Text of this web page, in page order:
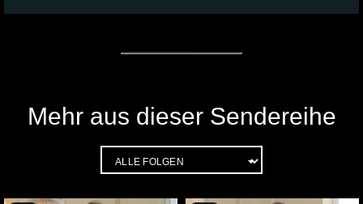
Mehr aus dieser Sendereihe